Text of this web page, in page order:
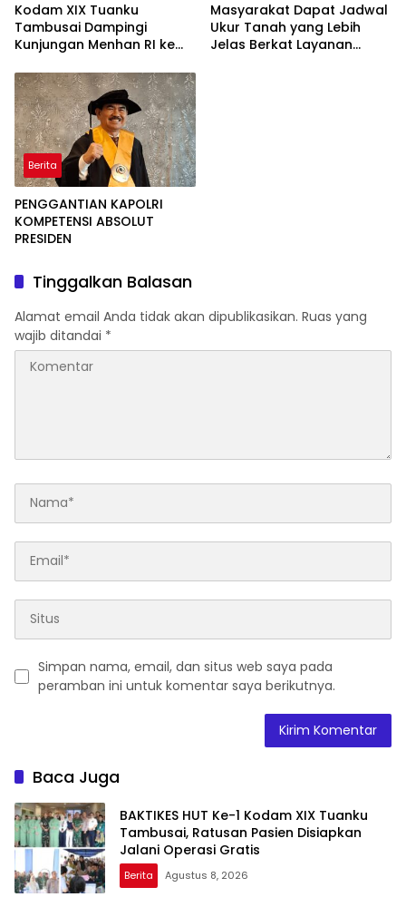
Kodam XIX Tuanku
Tambusai Dampingi
Kunjungan Menhan RI ke
Perkuat Pembangunan
Satuan
Masyarakat Dapat Jadwal
Ukur Tanah yang Lebih
Jelas Berkat Layanan
Berita
PENGGANTIAN KAPOLRI
KOMPETENSI ABSOLUT
PRESIDEN
Tinggalkan Balasan
Alamat email Anda tidak akan dipublikasikan. Ruas yang
wajib ditandai *
Simpan nama, email, dan situs web saya pada
peramban ini untuk komentar saya berikutnya.
Baca Juga
BAKTIKES HUT Ke-1 Kodam XIX Tuanku
Tambusai, Ratusan Pasien Disiapkan
Jalani Operasi Gratis
Berita Agustus 8, 2026